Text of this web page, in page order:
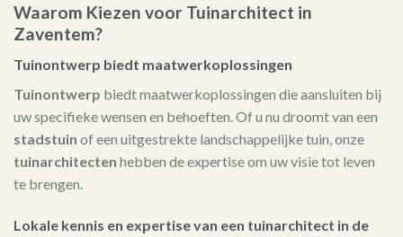
Waarom Kiezen voor Tuinarchitect in
Zaventem?
Tuinontwerp biedt maatwerkoplossingen
Tuinontwerp biedt maatwerkoplossingen die aansluiten bij
uw specifieke wensen en behoeften. Of u nu droomt van een
stadstuin of een uitgestrekte landschappelijke tuin, onze
tuinarchitecten hebben de expertise om uw visie tot leven
te brengen.
Lokale kennis en expertise van een tuinarchitect in de